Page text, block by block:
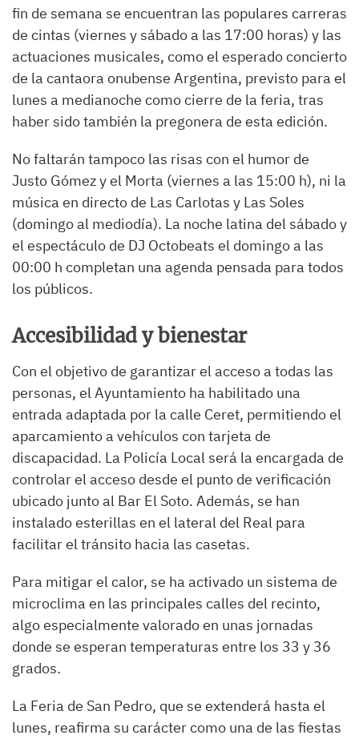
fin de semana se encuentran las populares carreras
de cintas (viernes y sábado a las 17:00 horas) y las
actuaciones musicales, como el esperado concierto
de la cantaora onubense Argentina, previsto para el
lunes a medianoche como cierre de la feria, tras
haber sido también la pregonera de esta edición.
No faltarán tampoco las risas con el humor de
Justo Gómez y el Morta (viernes a las 15:00 h), ni la
música en directo de Las Carlotas y Las Soles
(domingo al mediodía). La noche latina del sábado y
el espectáculo de DJ Octobeats el domingo a las
00:00 h completan una agenda pensada para todos
los públicos.
Accesibilidad y bienestar
Con el objetivo de garantizar el acceso a todas las
personas, el Ayuntamiento ha habilitado una
entrada adaptada por la calle Ceret, permitiendo el
aparcamiento a vehículos con tarjeta de
discapacidad. La Policía Local será la encargada de
controlar el acceso desde el punto de verificación
ubicado junto al Bar El Soto. Además, se han
instalado esterillas en el lateral del Real para
facilitar el tránsito hacia las casetas.
Para mitigar el calor, se ha activado un sistema de
microclima en las principales calles del recinto,
algo especialmente valorado en unas jornadas
donde se esperan temperaturas entre los 33 y 36
grados.
La Feria de San Pedro, que se extenderá hasta el
lunes, reafirma su carácter como una de las fiestas